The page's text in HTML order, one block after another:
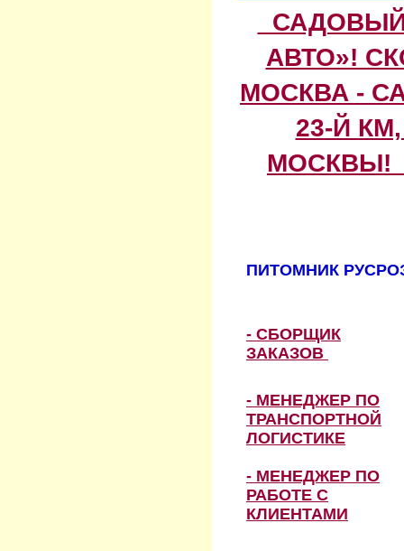
АВТО»!
МОСКВА -
23-Й
МОСКВЫ!
ПИТОМНИК
- СБОРЩИК
ЗАКАЗОВ
- МЕНЕДЖЕР ПО
ТРАНСПОРТНОЙ
ЛОГИСТИКЕ
- МЕНЕДЖЕР ПО
РАБОТЕ С
КЛИЕНТАМИ